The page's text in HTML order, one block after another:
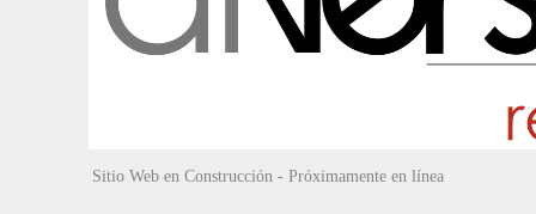
Sitio Web en Construcción - Próximamente en línea